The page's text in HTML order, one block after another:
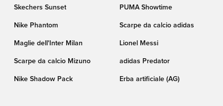
Skechers Sunset PUMA Showtime
Nike Phantom Scarpe da calcio adidas
Maglie dell'Inter Milan Lionel Messi
Scarpe da calcio Mizuno adidas Predator
Nike Shadow Pack Erba artificiale (AG)